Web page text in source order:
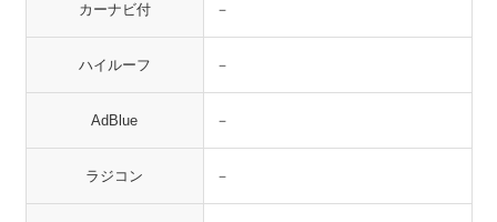
カーナビ付 －
ハイルーフ －
AdBlue －
ラジコン －